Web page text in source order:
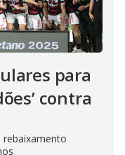
para
contra
rebaixamento